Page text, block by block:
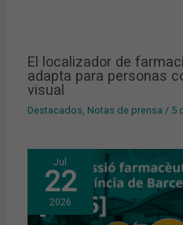
El localizador de
adapta para personas
visual
Destacados Notas de prensa / 5
Jul
22
2026